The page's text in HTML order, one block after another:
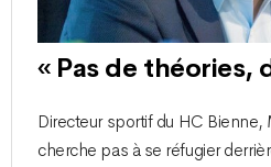
« Pas de théories,
Directeur sportif du HC Bienne,
cherche pas à se réfugier